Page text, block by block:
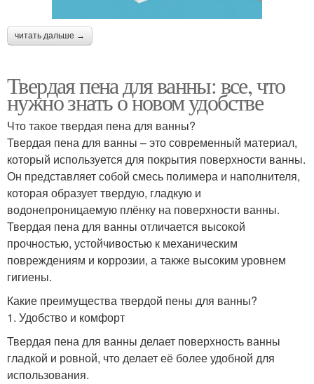
читать дальше →
Твердая пена для ванны: все, что
нужно знать о новом удобстве
Что такое твердая пена для ванны?
Твердая пена для ванны – это современный материал,
который используется для покрытия поверхности ванны.
Он представляет собой смесь полимера и наполнителя,
которая образует твердую, гладкую и
водонепроницаемую плёнку на поверхности ванны.
Твердая пена для ванны отличается высокой
прочностью, устойчивостью к механическим
повреждениям и коррозии, а также высоким уровнем
гигиены.
Какие преимущества твердой пены для ванны?
1. Удобство и комфорт
Твердая пена для ванны делает поверхность ванны
гладкой и ровной, что делает её более удобной для
использования.